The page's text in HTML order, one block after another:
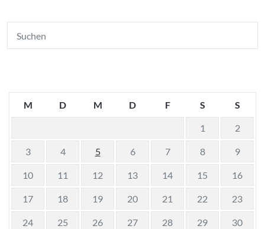
M D M D F S S
1 2
3 4 5 6 7 8 9
10 11 12 13 14 15 16
17 18 19 20 21 22 23
24 25 26 27 28 29 30